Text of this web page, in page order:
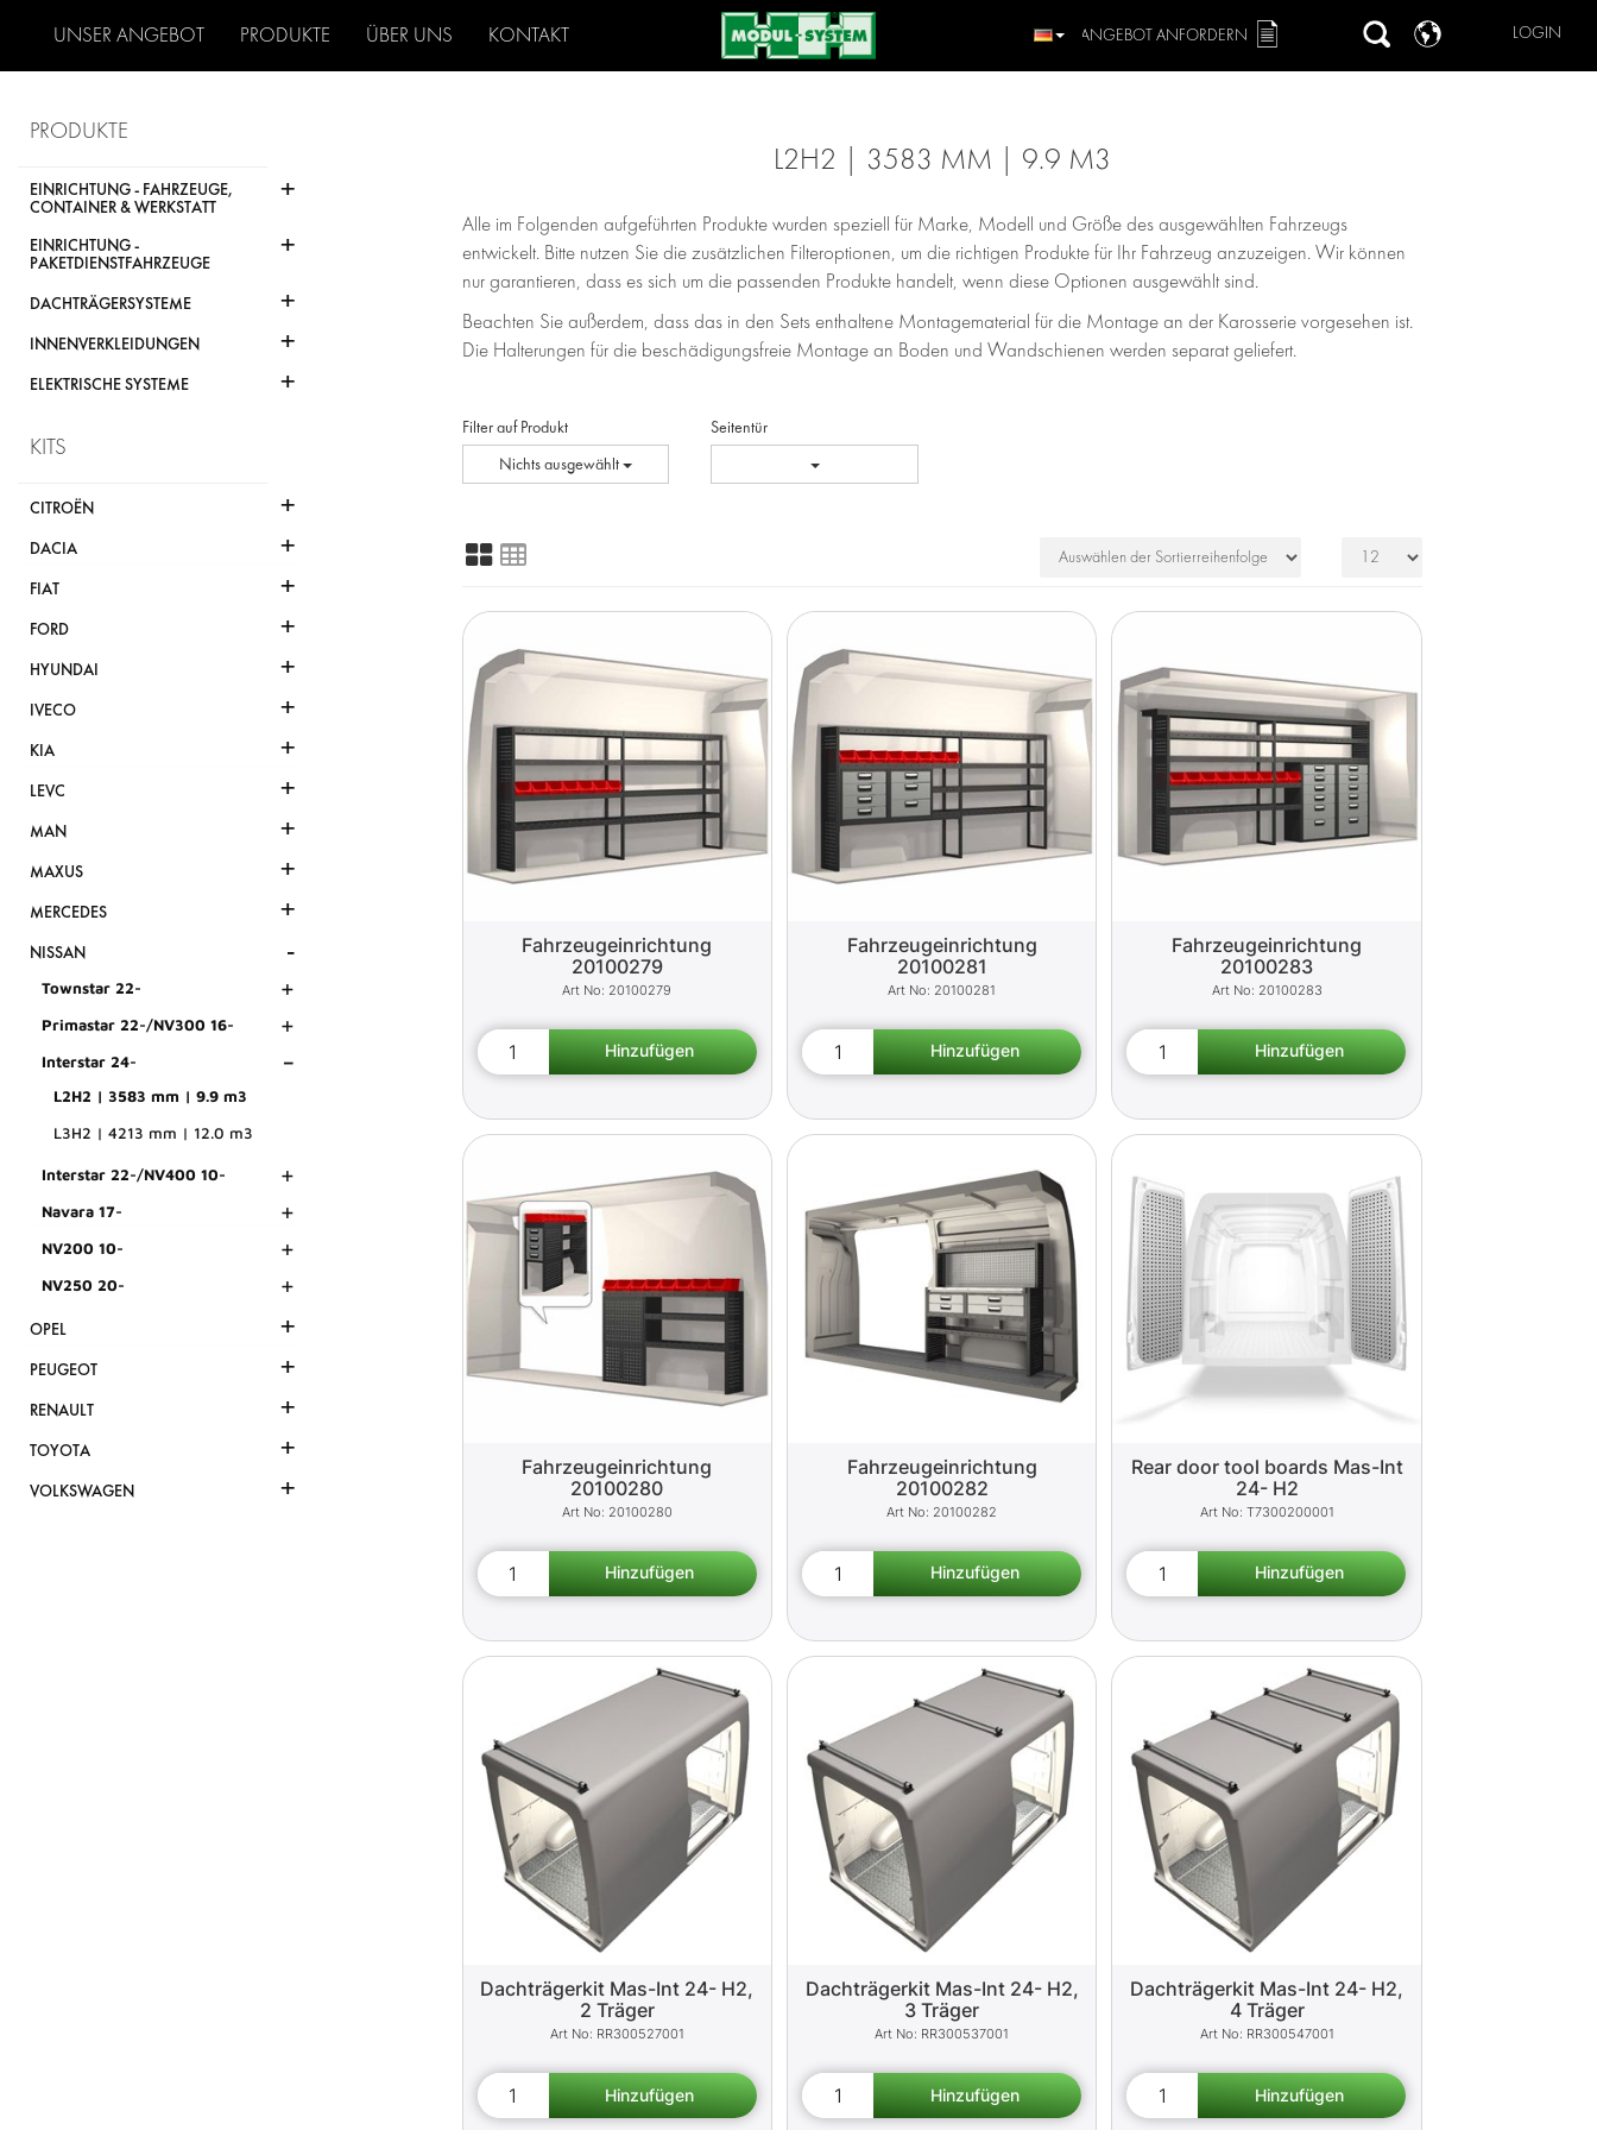
UNSER ANGEBOT PRODUKTE ÜBER UNS KONTAKT LOGIN
ANGEBOT ANFORDERN
PRODUKTE
EINRICHTUNG - FAHRZEUGE,
CONTAINER & WERKSTATT
+
EINRICHTUNG -
PAKETDIENSTFAHRZEUGE
+
DACHTRÄGERSYSTEME +
INNENVERKLEIDUNGEN +
ELEKTRISCHE SYSTEME +
KITS
CITROËN +
DACIA +
FIAT +
FORD +
HYUNDAI +
IVECO +
KIA +
LEVC +
MAN +
MAXUS +
MERCEDES +
NISSAN -
Townstar 22- +
Primastar 22-/NV300 16- +
Interstar 24- -
L2H2 | 3583 mm | 9.9 m3
L3H2 | 4213 mm | 12.0 m3
Interstar 22-/NV400 10- +
Navara 17- +
NV200 10- +
NV250 20- +
OPEL +
PEUGEOT +
RENAULT +
TOYOTA +
VOLKSWAGEN +
L2H2 | 3583 MM | 9.9 M3
Alle im Folgenden aufgeführten Produkte wurden speziell für Marke, Modell und Größe des ausgewählten Fahrzeugs
entwickelt. Bitte nutzen Sie die zusätzlichen Filteroptionen, um die richtigen Produkte für Ihr Fahrzeug anzuzeigen. Wir können
nur garantieren, dass es sich um die passenden Produkte handelt, wenn diese Optionen ausgewählt sind.
Beachten Sie außerdem, dass das in den Sets enthaltene Montagematerial für die Montage an der Karosserie vorgesehen ist.
Die Halterungen für die beschädigungsfreie Montage an Boden und Wandschienen werden separat geliefert.
Filter auf Produkt
Nichts ausgewählt
Seitentür
Fahrzeugeinrichtung
20100279
20100279
Fahrzeugeinrichtung
20100281
20100281
Fahrzeugeinrichtung
20100283
20100283
Fahrzeugeinrichtung
20100280
20100280
Fahrzeugeinrichtung
20100282
20100282
Rear door tool boards Mas-Int
24- H2
T7300200001
Dachträgerkit Mas-Int 24- H2,
2 Träger
RR300527001
Dachträgerkit Mas-Int 24- H2,
3 Träger
RR300537001
Dachträgerkit Mas-Int 24- H2,
4 Träger
RR300547001